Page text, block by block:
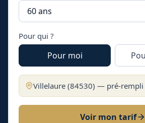
Pour qui ?
Pour moi
Villelaure (84530) — pré-rempli
Voir mon tarif